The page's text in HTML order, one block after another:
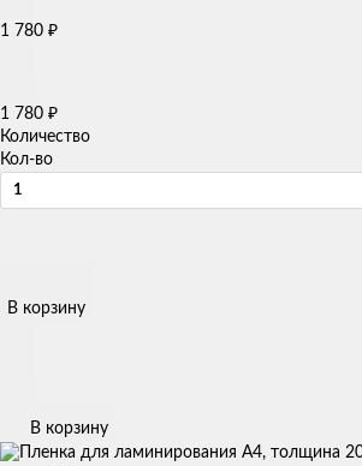
1 780 ₽
1 780 ₽
Количество
Кол-во
В корзину
В корзину